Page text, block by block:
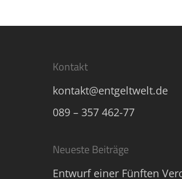
Kontakt
kontakt@entgeltwelt.de
089 – 357 462-77
Neueste Beiträge
Entwurf einer Fünften